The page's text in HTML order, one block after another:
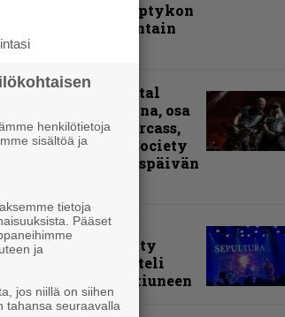
Eluveitie, Triptykon
ja muita lauantain
Hellsinki Metal
Festival kuvina, osa
1 – Accept, Carcass,
Black Label Society
ja muita avauspäivän
Livearvio:
Loppuunmyyty
Tavastia saatteli
Sepulturan ikiuneen
henkilötietoja
sisältöä ja
tietoja
Pääset
ja
jos niillä on siihen
tahansa seuraavalla